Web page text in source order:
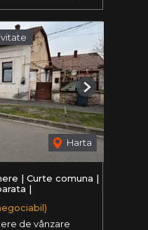
Harta
Next
| Curte comuna |
|
de vânzare